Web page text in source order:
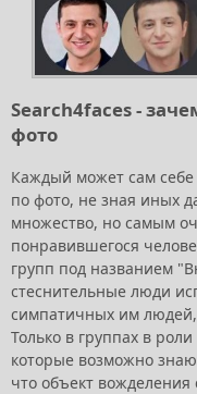
Search4faces -
фото
Каждый может сам себе
по фото, не зная иных
множество, но самым
понравившегося
групп под названием
стеснительные люди
симпатичных им
Только в группах в
которые возможно
что объект вожделения